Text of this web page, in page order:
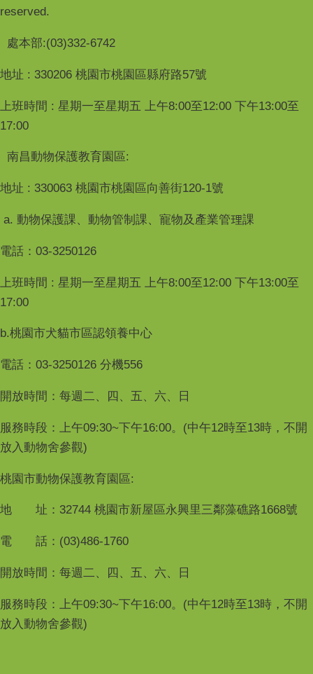
reserved.
處本部:(03)332-6742
地址 : 330206 桃園市桃園區縣府路57號
上班時間 : 星期一至星期五 上午8:00至12:00 下午13:00至
17:00
南昌動物保護教育園區:
地址 : 330063 桃園市桃園區向善街120-1號
a. 動物保護課、動物管制課、寵物及產業管理課
電話：03-3250126
上班時間 : 星期一至星期五 上午8:00至12:00 下午13:00至
17:00
b.桃園市犬貓市區認領養中心
電話：03-3250126 分機556
開放時間：每週二、四、五、六、日
服務時段：上午09:30~下午16:00。(中午12時至13時，不開
放入動物舍參觀)
桃園市動物保護教育園區:
地 址：32744 桃園市新屋區永興里三鄰藻礁路1668號
電 話：(03)486-1760
開放時間：每週二、四、五、六、日
服務時段：上午09:30~下午16:00。(中午12時至13時，不開
放入動物舍參觀)